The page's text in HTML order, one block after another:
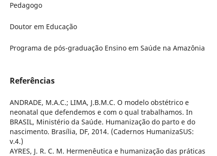
Pedagogo
Doutor em Educação
Programa de pós-graduação Ensino em Saúde na Amazônia
Referências
ANDRADE, M.A.C.; LIMA, J.B.M.C. O modelo obstétrico e
neonatal que defendemos e com o qual trabalhamos. In
BRASIL, Ministério da Saúde. Humanização do parto e do
nascimento. Brasília, DF, 2014. (Cadernos HumanizaSUS:
v.4.)
AYRES, J. R. C. M. Hermenêutica e humanização das práticas